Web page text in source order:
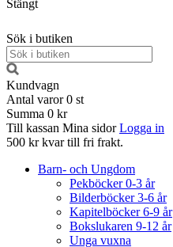
Stängt
Sök i butiken
Kundvagn
Antal varor 0 st
Summa 0 kr
Till kassan Mina sidor Logga in
500 kr kvar till fri frakt.
Barn- och Ungdom
Pekböcker 0-3 år
Bilderböcker 3-6 år
Kapitelböcker 6-9 år
Bokslukaren 9-12 år
Unga vuxna